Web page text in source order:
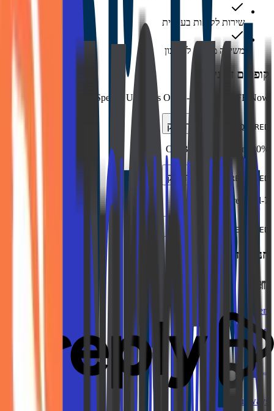
שירות לקוחות בעברית
משיכה מהירה לחשבון
קופונים זמינים
Special UniDays Offer - Get 35% OFF Now
NOT REQUIRED העתק
20% Off Blinkist Premium
NOT REQUIRED העתק
7-day free trial
NOT REQUIRED העתק
חנויות דומות
Fiverr
עד ₪225
Cloudways